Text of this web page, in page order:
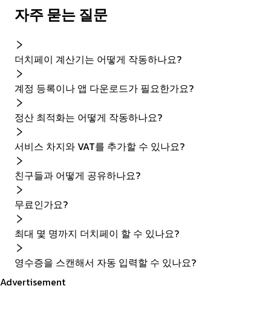
자주 묻는 질문
더치페이 계산기는 어떻게 작동하나요?
계정 등록이나 앱 다운로드가 필요한가요?
정산 최적화는 어떻게 작동하나요?
서비스 차지와 VAT를 추가할 수 있나요?
친구들과 어떻게 공유하나요?
무료인가요?
최대 몇 명까지 더치페이 할 수 있나요?
영수증을 스캔해서 자동 입력할 수 있나요?
Advertisement